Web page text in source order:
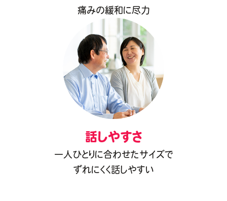
痛みの緩和に尽力
話しやすさ
一人ひとりに合わせたサイズで
ずれにくく話しやすい